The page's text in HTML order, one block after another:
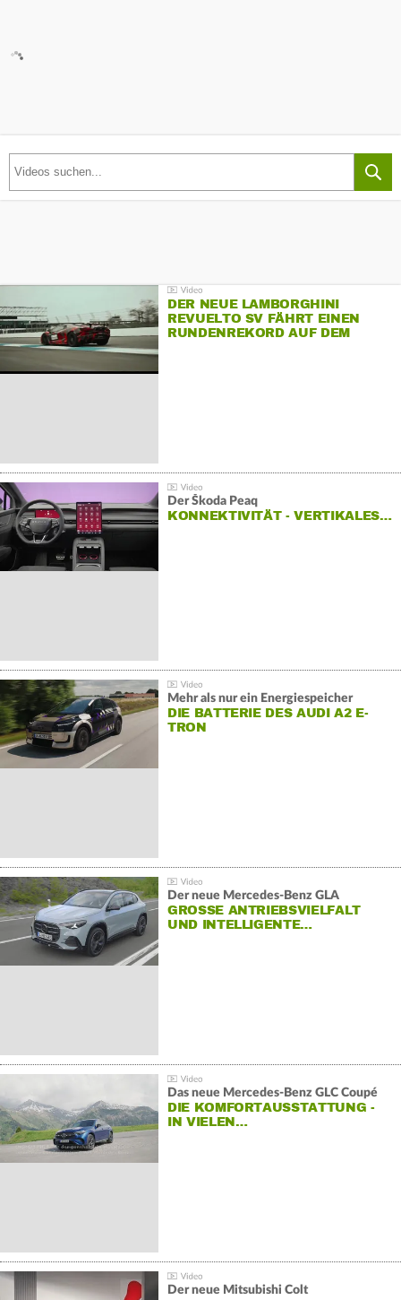
DER NEUE LAMBORGHINI
REVUELTO SV FÄHRT EINEN
RUNDENREKORD AUF DEM
Der Škoda Peaq
KONNEKTIVITÄT - VERTIKALES…
Mehr als nur ein Energiespeicher
DIE BATTERIE DES AUDI A2 E-
TRON
Der neue Mercedes-Benz GLA
GROSSE ANTRIEBSVIELFALT U
ND INTELLIGENTE…
Das neue Mercedes-Benz GLC Coupé
DIE KOMFORTAUSSTATTUNG -
IN VIELEN…
Der neue Mitsubishi Colt